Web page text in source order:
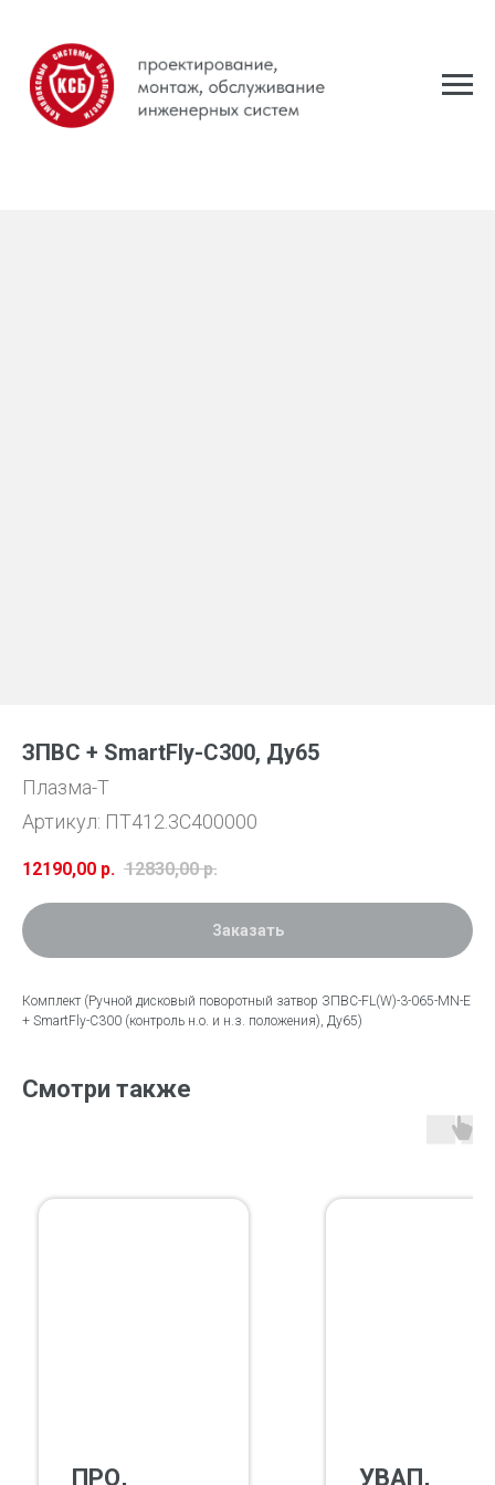
ЗПВС + SmartFly-С300, Ду65
Плазма-Т
Артикул: ПТ412.3С400000
12190,00 р. 12830,00 р.
Заказать
Комплект (Ручной дисковый поворотный затвор ЗПВС-FL(W)-3-065-MN-E
+ SmartFly-С300 (контроль н.о. и н.з. положения), Ду65)
Смотри также
ПРО,
УВАП,